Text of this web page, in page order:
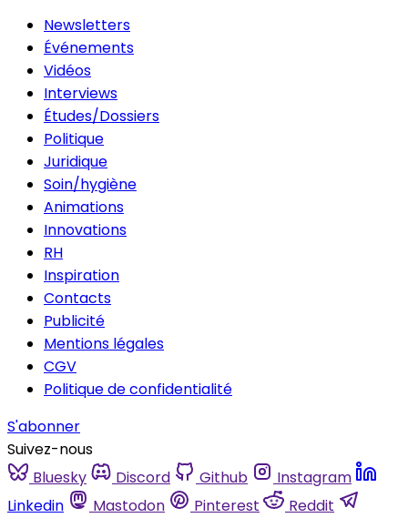
Newsletters
Événements
Vidéos
Interviews
Études/Dossiers
Politique
Juridique
Soin/hygiène
Animations
Innovations
RH
Inspiration
Contacts
Publicité
Mentions légales
CGV
Politique de confidentialité
S'abonner
Suivez-nous
Bluesky
Discord Github
Instagram
Linkedin
Mastodon Pinterest
Reddit